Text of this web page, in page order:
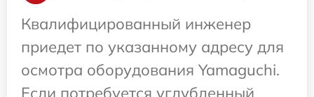
Квалифицированный инженер
приедет по указанному адресу для
осмотра оборудования Yamaguchi.
Если потребуется углубленный